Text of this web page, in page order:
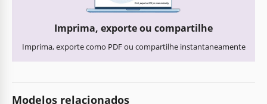
Imprima, exporte ou compartilhe
Imprima, exporte como PDF ou compartilhe instantaneamente
Modelos relacionados